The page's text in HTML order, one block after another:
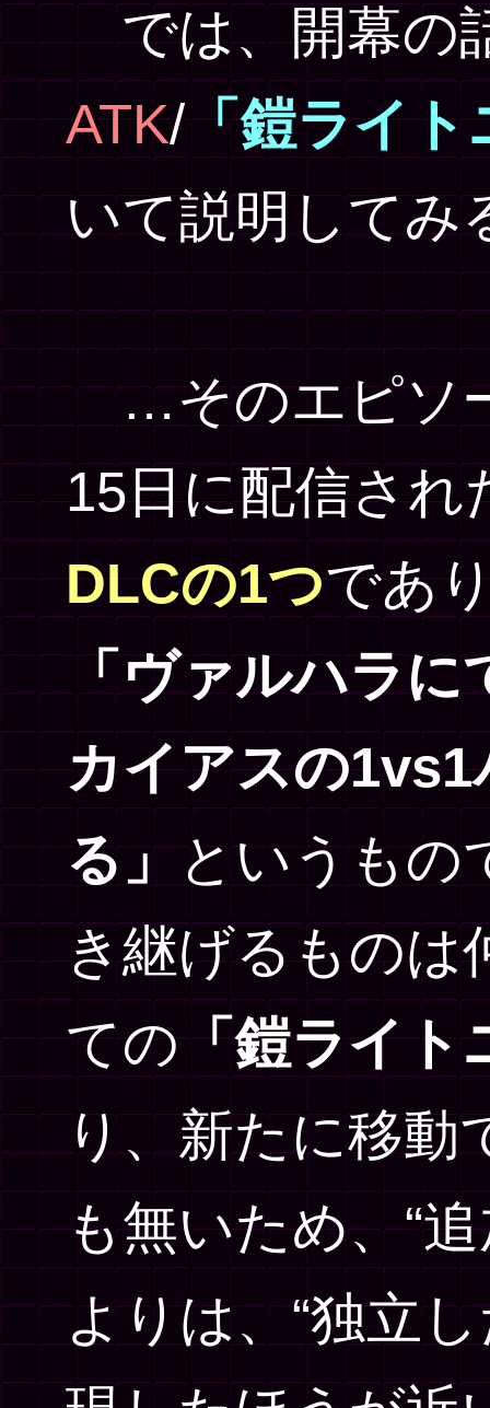
では、開幕の
ATK/「鎧ライト
いて説明してみ
…そのエピソ
15日に配信され
DLCの1つであ
「ヴァルハラに
カイアスの
る」というもの
き継げるものは
ての「鎧ライト
り、新たに移動
も無いため、“
よりは、“独立